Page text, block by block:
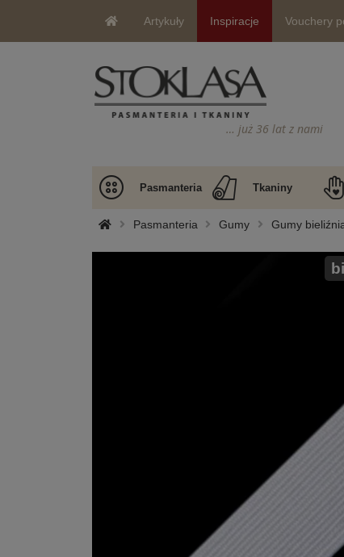
Artykuły Inspiracje Vouchery
… już 36 lat z nami
Pasmanteria Tkaniny
Pasmanteria Gumy Gumy